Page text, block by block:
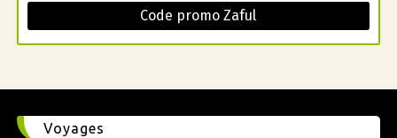
Code promo Zaful
Voyages